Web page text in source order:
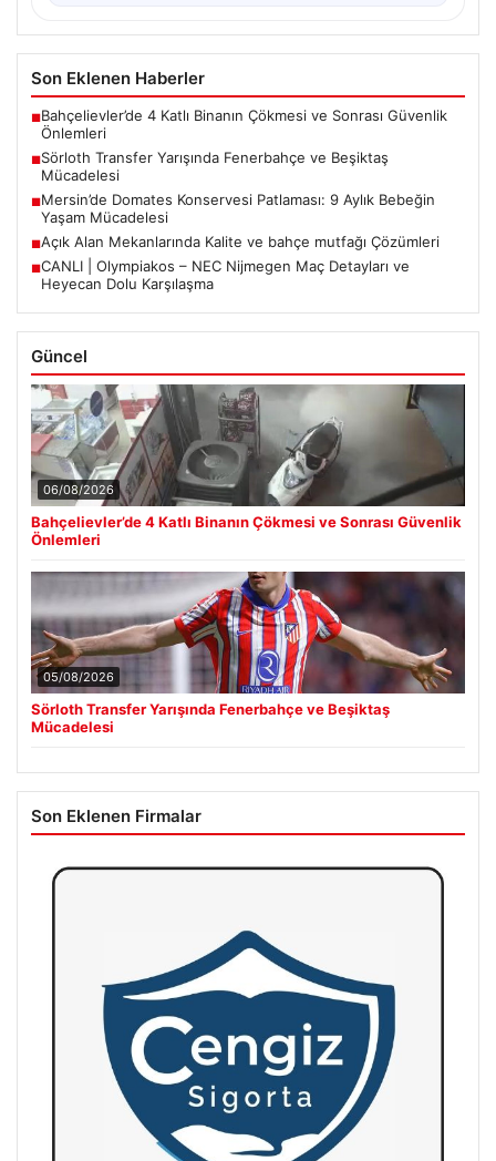
Son Eklenen Haberler
■Bahçelievler’de 4 Katlı Binanın Çökmesi ve Sonrası Güvenlik
Önlemleri
■Sörloth Transfer Yarışında Fenerbahçe ve Beşiktaş
Mücadelesi
■Mersin’de Domates Konservesi Patlaması: 9 Aylık Bebeğin
Yaşam Mücadelesi
■Açık Alan Mekanlarında Kalite ve bahçe mutfağı Çözümleri
■CANLI | Olympiakos – NEC Nijmegen Maç Detayları ve
Heyecan Dolu Karşılaşma
Güncel
06/08/2026
Bahçelievler’de 4 Katlı Binanın Çökmesi ve Sonrası Güvenlik
Önlemleri
05/08/2026
Sörloth Transfer Yarışında Fenerbahçe ve Beşiktaş
Mücadelesi
Son Eklenen Firmalar